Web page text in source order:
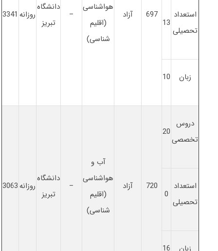
697 آزاد
هواشناسی
(اقلیم
شناسی)
–
دانشگاه
تبریز
روزانه 3341
استعداد
تحصیلی
13
زبان 10
دروس
تخصصی
20
720 آزاد
آب و
هواشناسی
(اقلیم
شناسی)
–
دانشگاه
تبریز
روزانه 3063
استعداد
تحصیلی
0
زبان 16